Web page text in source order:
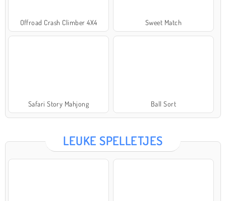
Offroad Crash Climber 4X4 Sweet Match
Safari Story Mahjong Ball Sort
LEUKE SPELLETJES